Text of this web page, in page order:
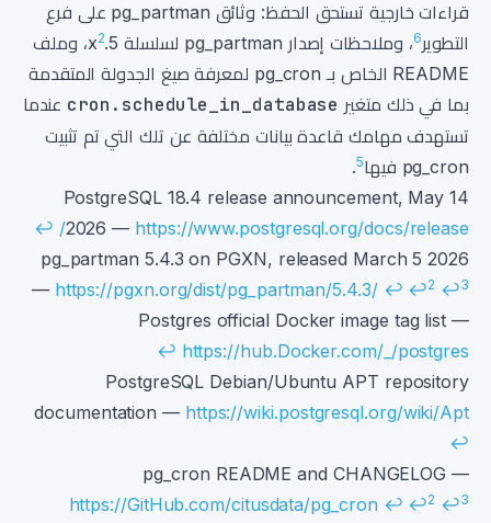
قراءات خارجية تستحق الحفظ: وثائق pg_partman على فرع
التطوير6، وملاحظات إصدار pg_partman لسلسلة 5.x 2
، وملف
README الخاص بـ pg_cron لمعرفة صيغ الجدولة المتقدمة
بما في ذلك متغير cron.schedule_in_database عندما
تستهدف مهامك قاعدة بيانات مختلفة عن تلك التي تم تثبيت
pg_cron فيها
5
.
Footnotes
PostgreSQL 18.4 release announcement, May 14
2026 — https://www.postgresql.org/docs/release/
↩
pg_partman 5.4.3 on PGXN, released March 5 2026
— https://pgxn.org/dist/pg_partman/5.4.3/ ↩ ↩2 ↩3
Postgres official Docker image tag list —
https://hub.Docker.com/_/postgres
↩
PostgreSQL Debian/Ubuntu APT repository
documentation — https://wiki.postgresql.org/wiki/Apt
↩
pg_cron README and CHANGELOG —
https://GitHub.com/citusdata/pg_cron ↩ ↩2 ↩3